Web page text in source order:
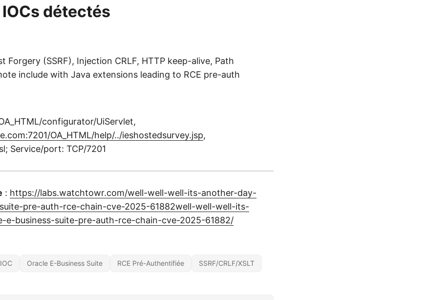
IOCs détectés
Forgery (SSRF), Injection CRLF, HTTP keep-alive, Path
include with Java extensions leading to RCE pre-auth
configurator/UiServlet,
OA_HTML/help/../ieshostedsurvey.jsp,
Service/port: TCP/7201
: https://labs.watchtowr.com/well-well-well-its-another-day-
pre-auth-rce-chain-cve-2025-61882well-well-well-its-
e-business-suite-pre-auth-rce-chain-cve-2025-61882/
IOC Oracle E-Business Suite RCE Pré-Authentifiée SSRF/CRLF/XSLT